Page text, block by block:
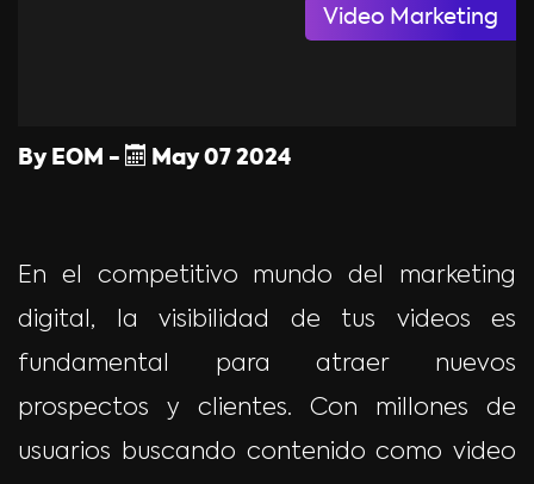
Video Marketing
By EOM - May 07 2024
En el competitivo mundo del marketing
digital, la visibilidad de tus videos es
fundamental para atraer nuevos
prospectos y clientes. Con millones de
usuarios buscando contenido como video